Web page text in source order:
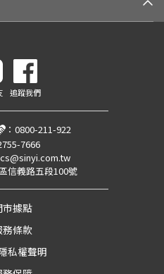
追蹤我們
： 0800-211-922
7666
cs@sinyi.com.tw
信義路五段100號
市據點
務條款
私權聲明